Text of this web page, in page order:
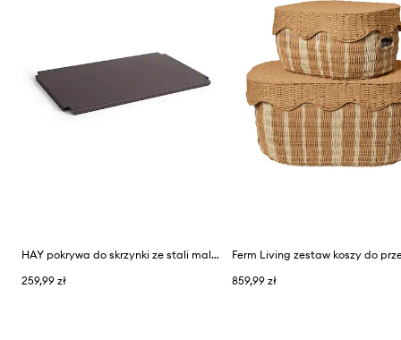
HAY pokrywa do skrzynki ze stali malowanej proszkowo 53 x 34,5 cm
259,99 zł
859,99 zł